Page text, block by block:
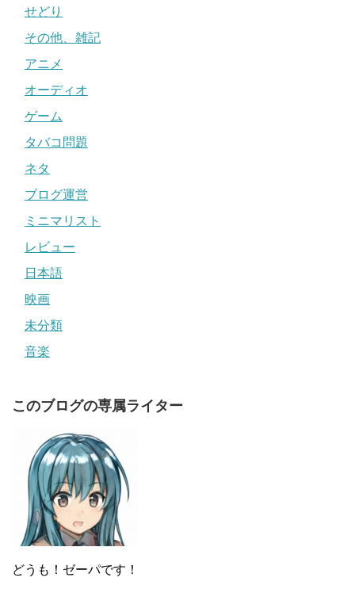
せどり
その他、雑記
アニメ
オーディオ
ゲーム
タバコ問題
ネタ
ブログ運営
ミニマリスト
レビュー
日本語
映画
未分類
音楽
このブログの専属ライター
どうも！ゼーパです！